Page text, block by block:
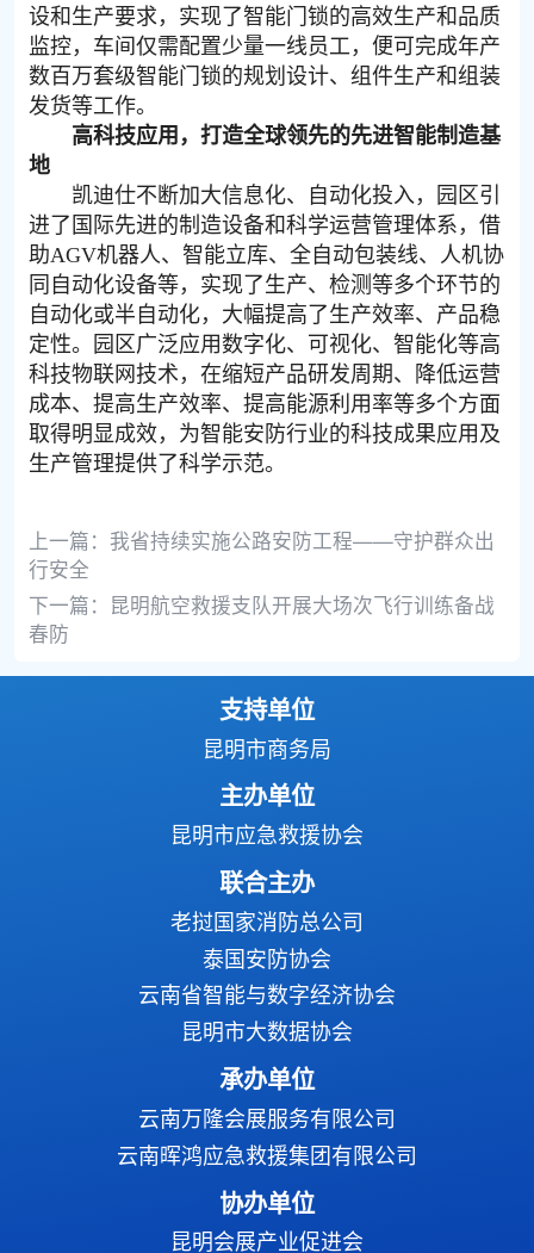
设和生产要求，实现了智能门锁的高效生产和品质
监控，车间仅需配置少量一线员工，便可完成年产
数百万套级智能门锁的规划设计、组件生产和组装
发货等工作。
高科技应用，打造全球领先的先进智能制造基
地
凯迪仕不断加大信息化、自动化投入，园区引
进了国际先进的制造设备和科学运营管理体系，借
助AGV机器人、智能立库、全自动包装线、人机协
同自动化设备等，实现了生产、检测等多个环节的
自动化或半自动化，大幅提高了生产效率、产品稳
定性。园区广泛应用数字化、可视化、智能化等高
科技物联网技术，在缩短产品研发周期、降低运营
成本、提高生产效率、提高能源利用率等多个方面
取得明显成效，为智能安防行业的科技成果应用及
生产管理提供了科学示范。
上一篇： 我省持续实施公路安防工程——守护群众出
行安全
下一篇： 昆明航空救援支队开展大场次飞行训练备战
春防
支持单位
昆明市商务局
主办单位
昆明市应急救援协会
联合主办
老挝国家消防总公司
泰国安防协会
云南省智能与数字经济协会
昆明市大数据协会
承办单位
云南万隆会展服务有限公司
云南晖鸿应急救援集团有限公司
协办单位
昆明会展产业促进会